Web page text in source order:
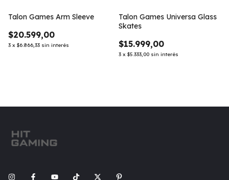
Talon Games Arm Sleeve
$20.599,00
3 x $6.866,33 sin interés
Talon Games Universa Glass
Skates
$15.999,00
3 x $5.333,00 sin interés